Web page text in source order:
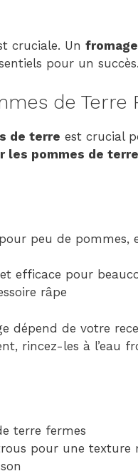
cruciale. Un
pour un succès.
de Terre
de terre est crucial
les pommes de terre
peu de
efficace pour
râpe
dépend de votre
rincez-les à l’eau
terre fermes
pour une texture